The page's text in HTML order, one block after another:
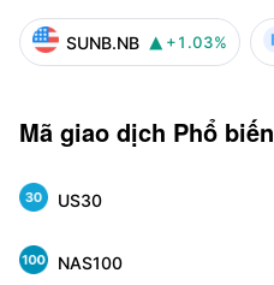
SUNB.NB  +1.03%
Mã giao dịch Phổ biến
US30
NAS100